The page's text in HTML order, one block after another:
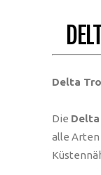
Delta
Die
alle Arten